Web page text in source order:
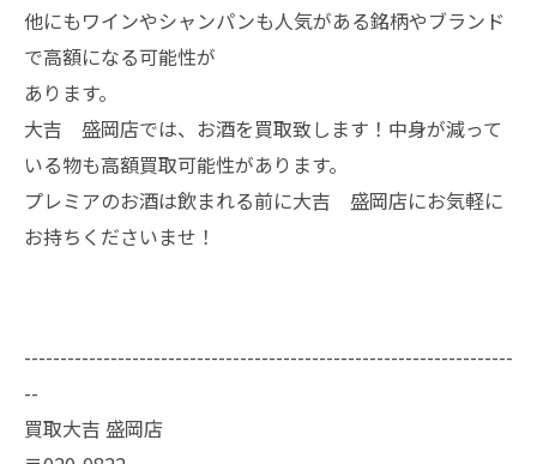
他にもワインやシャンパンも人気がある銘柄やブランド
で高額になる可能性が
あります。
大吉 盛岡店では、お酒を買取致します！中身が減って
いる物も高額買取可能性があります。
プレミアのお酒は飲まれる前に大吉 盛岡店にお気軽に
お持ちくださいませ！
--------------------------------------------------------------------
--
買取大吉 盛岡店